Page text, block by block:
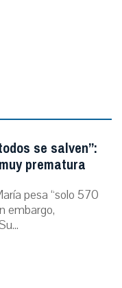
se salven”:
prematura
pesa “solo 570
embargo,